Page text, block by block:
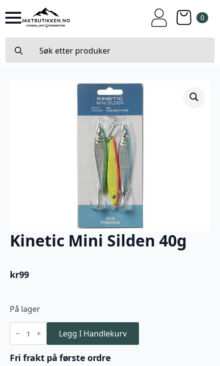
0
for:
Kinetic Mini Silden 40g
kr99
På lager
Kinetic
Mini
Silden
40g
antall
Legg I Handlekurv
Fri frakt på første ordre